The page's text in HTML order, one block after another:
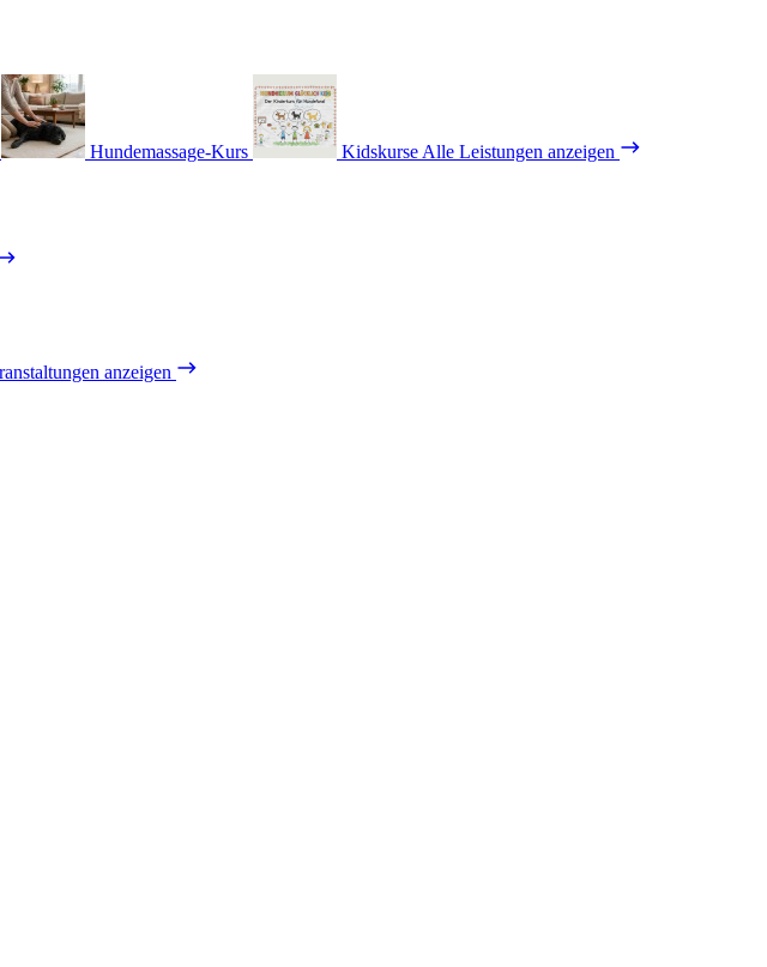
Hundemassage-Kurs Kidskurse Alle Leistungen anzeigen
anzeigen